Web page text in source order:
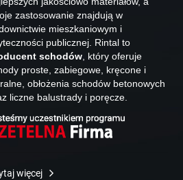
zastosowanie znajdują w
mieszkaniowym i
publicznej. Rintal to
schodów , który oferuje
proste, zabiegowe, kręcone i
obłożenia schodów betonowych
liczne balustrady i poręcze.
więcej